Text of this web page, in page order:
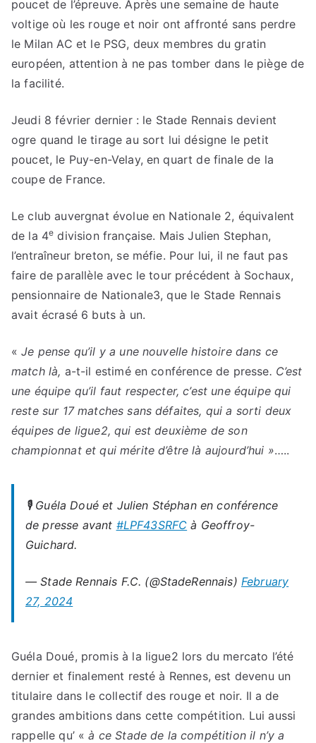
poucet de l’épreuve. Après une semaine de haute
voltige où les rouge et noir ont affronté sans perdre
le Milan AC et le PSG, deux membres du gratin
européen, attention à ne pas tomber dans le piège de
la facilité.
Jeudi 8 février dernier : le Stade Rennais devient
ogre quand le tirage au sort lui désigne le petit
poucet, le Puy-en-Velay, en quart de finale de la
coupe de France.
Le club auvergnat évolue en Nationale 2, équivalent
de la 4e division française. Mais Julien Stephan,
l’entraîneur breton, se méfie. Pour lui, il ne faut pas
faire de parallèle avec le tour précédent à Sochaux,
pensionnaire de Nationale3, que le Stade Rennais
avait écrasé 6 buts à un.
«Je pense qu’il y a une nouvelle histoire dans ce
match là, a-t-il estimé en conférence de presse. C’est
une équipe qu’il faut respecter, c’est une équipe qui
reste sur 17 matches sans défaites, qui a sorti deux
équipes de ligue2, qui est deuxième de son
championnat et qui mérite d’être là aujourd’hui »…..
🎙 Guéla Doué et Julien Stéphan en conférence
de presse avant #LPF43SRFC à Geoffroy-
Guichard.
— Stade Rennais F.C. (@StadeRennais) February
27, 2024
Guéla Doué, promis à la ligue2 lors du mercato l’été
dernier et finalement resté à Rennes, est devenu un
titulaire dans le collectif des rouge et noir. Il a de
grandes ambitions dans cette compétition. Lui aussi
rappelle qu’ «à ce Stade de la compétition il n’y a